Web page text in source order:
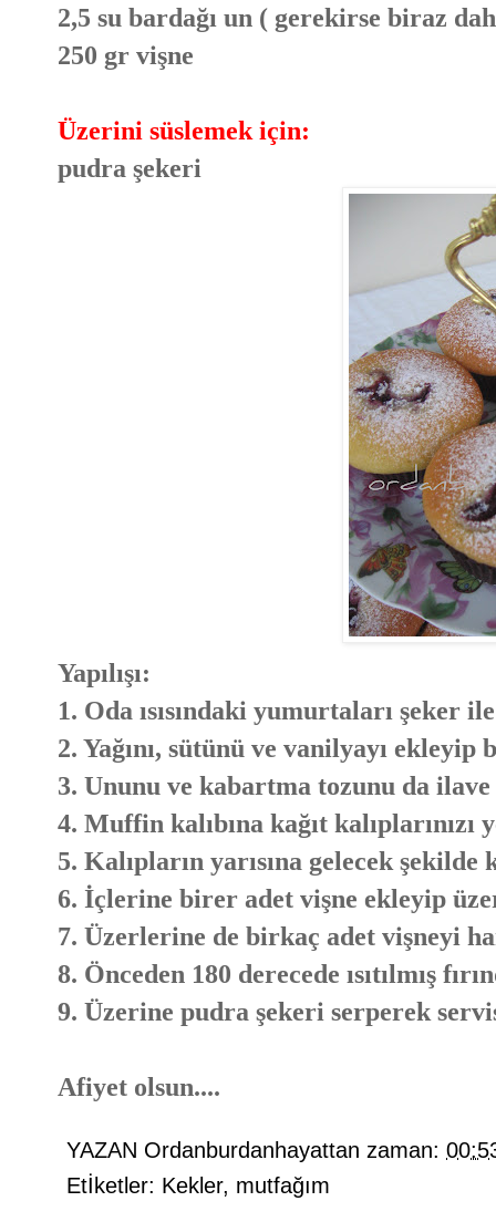
2,5 su bardağı un ( gerekirse biraz
250 gr vişne
Üzerini süslemek için:
pudra şekeri
Yapılışı:
1. Oda ısısındaki yumurtaları şeker
2. Yağını, sütünü ve vanilyayı ekleyip
3. Ununu ve kabartma tozunu da
4. Muffin kalıbına kağıt kalıplarınızı
5. Kalıpların yarısına gelecek şekilde
6. İçlerine birer adet vişne ekleyip
7. Üzerlerine de birkaç adet vişneyi
8. Önceden 180 derecede ısıtılmış
9. Üzerine pudra şekeri serperek
Afiyet olsun....
YAZAN Ordanburdanhayattan zaman:
Etİketler: Kekler, mutfağım